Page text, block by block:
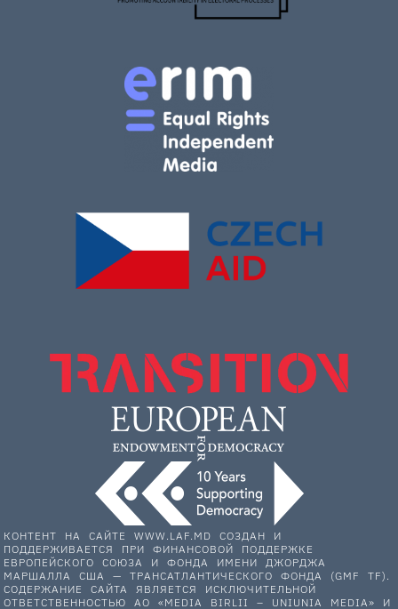
КОНТЕНТ НА САЙТЕ WWW.LAF.MD СОЗДАН И
ПОДДЕРЖИВАЕТСЯ ПРИ ФИНАНСОВОЙ ПОДДЕРЖКЕ
ЕВРОПЕЙСКОГО СОЮЗА И ФОНДА ИМЕНИ ДЖОРДЖА
МАРШАЛЛА США — ТРАНСАТЛАНТИЧЕСКОГО ФОНДА (GMF TF).
СОДЕРЖАНИЕ САЙТА ЯВЛЯЕТСЯ ИСКЛЮЧИТЕЛЬНОЙ
ОТВЕТСТВЕННОСТЬЮ АО «MEDIA BIRLII – UNIUNIA MEDIA» И